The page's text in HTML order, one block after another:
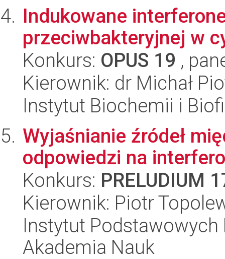
Indukowane
przeciwbakteryjnej w
Konkurs: OPUS 19 ,
Kierownik: dr Michał
Instytut Biochemii i
Wyjaśnianie źródeł
odpowiedzi na
Konkurs: PRELUDIUM
Kierownik: Piotr
Instytut
Akademia Nauk